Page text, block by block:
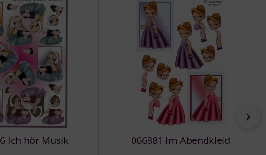
Ich hör Musik 066881 Im Abendkleid